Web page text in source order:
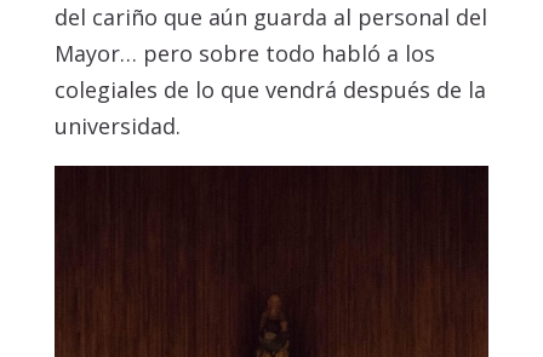
del cariño que aún guarda al personal del
Mayor… pero sobre todo habló a los
colegiales de lo que vendrá después de la
universidad.